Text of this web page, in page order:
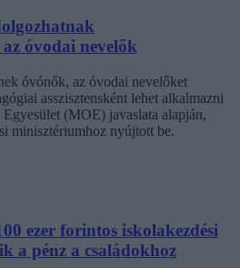
óvodai nevelők
óvónők, az óvodai nevelőket
asszisztensként lehet alkalmazni
(MOE) javaslata alapján,
minisztériumhoz nyújtott be.
ezer forintos iskolakezdési
a pénz a családokhoz